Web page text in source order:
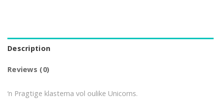
Description
Reviews (0)
‘n Pragtige klastema vol oulike Unicorns.